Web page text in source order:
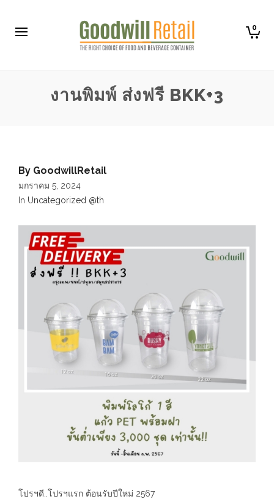
0
งานพิมพ์ ส่งฟรี BKK+3
By GoodwillRetail
มกราคม 5, 2024
In Uncategorized @th
โปรฯดี..โปรฯแรก ต้อนรับปีใหม่ 2567